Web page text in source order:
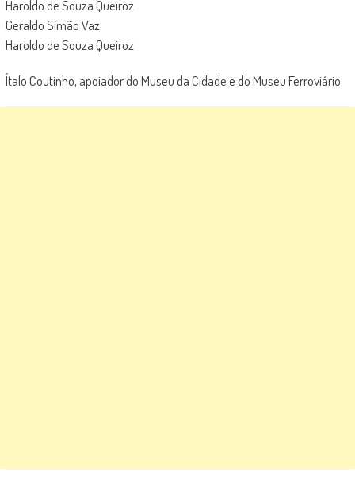
Haroldo de Souza Queiroz
Geraldo Simão Vaz
Haroldo de Souza Queiroz
Ítalo Coutinho, apoiador do Museu da Cidade e do Museu Ferroviário